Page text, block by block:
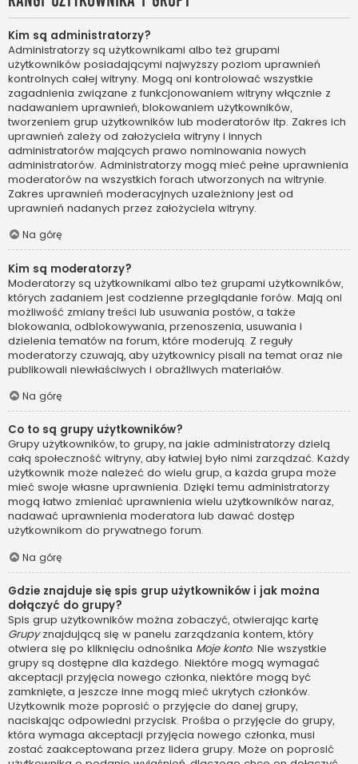
Kim są administratorzy?
Administratorzy są użytkownikami albo też grupami
użytkowników posiadającymi najwyższy poziom uprawnień
kontrolnych całej witryny. Mogą oni kontrolować wszystkie
zagadnienia związane z funkcjonowaniem witryny włącznie z
nadawaniem uprawnień, blokowaniem użytkowników,
tworzeniem grup użytkowników lub moderatorów itp. Zakres ich
uprawnień zależy od założyciela witryny i innych
administratorów mających prawo nominowania nowych
administratorów. Administratorzy mogą mieć pełne uprawnienia
moderatorów na wszystkich forach utworzonych na witrynie.
Zakres uprawnień moderacyjnych uzależniony jest od
uprawnień nadanych przez założyciela witryny.
Na górę
Kim są moderatorzy?
Moderatorzy są użytkownikami albo też grupami użytkowników,
których zadaniem jest codzienne przeglądanie forów. Mają oni
możliwość zmiany treści lub usuwania postów, a także
blokowania, odblokowywania, przenoszenia, usuwania i
dzielenia tematów na forum, które moderują. Z reguły
moderatorzy czuwają, aby użytkownicy pisali na temat oraz nie
publikowali niewłaściwych i obraźliwych materiałów.
Na górę
Co to są grupy użytkowników?
Grupy użytkowników, to grupy, na jakie administratorzy dzielą
całą społeczność witryny, aby łatwiej było nimi zarządzać. Każdy
użytkownik może należeć do wielu grup, a każda grupa może
mieć swoje własne uprawnienia. Dzięki temu administratorzy
mogą łatwo zmieniać uprawnienia wielu użytkowników naraz,
nadawać uprawnienia moderatora lub dawać dostęp
użytkownikom do prywatnego forum.
Na górę
Gdzie znajduje się spis grup użytkowników i jak można
dołączyć do grupy?
Spis grup użytkowników można zobaczyć, otwierając kartę
Grupyznajdującą się w panelu zarządzania kontem, który
otwiera się po kliknięciu odnośnika Moje konto. Nie wszystkie
grupy są dostępne dla każdego. Niektóre mogą wymagać
akceptacji przyjęcia nowego członka, niektóre mogą być
zamknięte, a jeszcze inne mogą mieć ukrytych członków.
Użytkownik może poprosić o przyjęcie do danej grupy,
naciskając odpowiedni przycisk. Prośba o przyjęcie do grupy,
która wymaga akceptacji przyjęcia nowego członka, musi
zostać zaakceptowana przez lidera grupy. Może on poprosić